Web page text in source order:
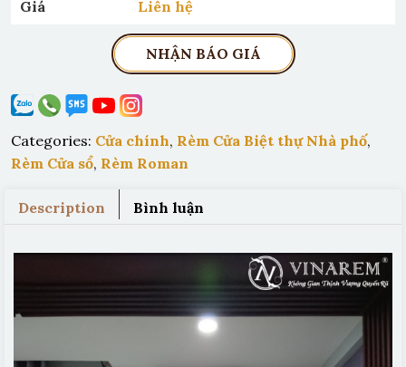
Giá
Liên hệ
NHẬN BÁO GIÁ
Categories: Cửa chính, Rèm Cửa Biệt thự Nhà phố,
Rèm Cửa sổ, Rèm Roman
Description Bình luận